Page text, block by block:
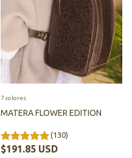
MATERA FLOWER EDITION
(130)
$191.85 USD
7 colores